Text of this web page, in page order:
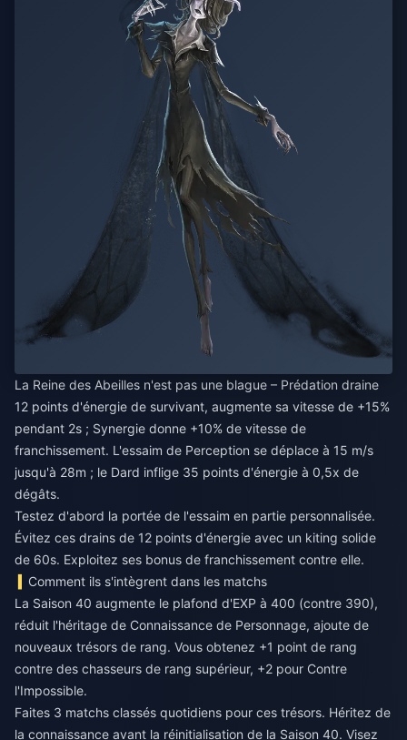
La Reine des Abeilles n'est pas une blague – Prédation draine
12 points d'énergie de survivant, augmente sa vitesse de +15%
pendant 2s ; Synergie donne +10% de vitesse de
franchissement. L'essaim de Perception se déplace à 15 m/s
jusqu'à 28m ; le Dard inflige 35 points d'énergie à 0,5x de
dégâts.
Testez d'abord la portée de l'essaim en partie personnalisée.
Évitez ces drains de 12 points d'énergie avec un kiting solide
de 60s. Exploitez ses bonus de franchissement contre elle.
Comment ils s'intègrent dans les matchs
La Saison 40 augmente le plafond d'EXP à 400 (contre 390),
réduit l'héritage de Connaissance de Personnage, ajoute de
nouveaux trésors de rang. Vous obtenez +1 point de rang
contre des chasseurs de rang supérieur, +2 pour Contre
l'Impossible.
Faites 3 matchs classés quotidiens pour ces trésors. Héritez de
la connaissance avant la réinitialisation de la Saison 40. Visez